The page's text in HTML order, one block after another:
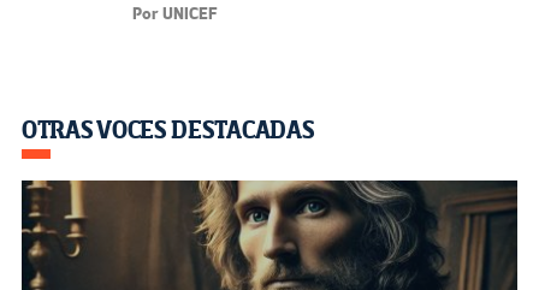
Por UNICEF
OTRAS VOCES DESTACADAS